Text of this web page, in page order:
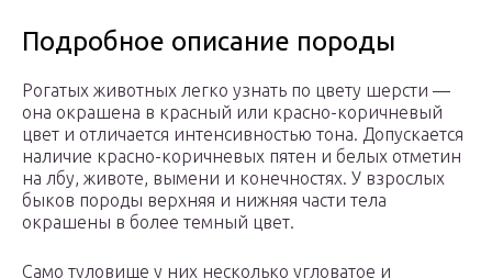
Подробное описание породы
Рогатых животных легко узнать по цвету шерсти —
она окрашена в красный или красно-коричневый
цвет и отличается интенсивностью тона. Допускается
наличие красно-коричневых пятен и белых отметин
на лбу, животе, вымени и конечностях. У взрослых
быков породы верхняя и нижняя части тела
окрашены в более темный цвет.
Само туловище у них несколько угловатое и